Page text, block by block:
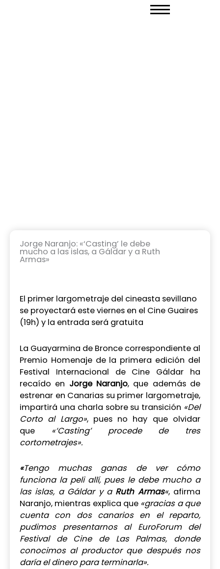
Jorge Naranjo: «‘Casting’ le debe
mucho a las islas, a Gáldar y a Ruth
Armas»
El primer largometraje del cineasta sevillano
se proyectará este viernes en el Cine Guaires
(19h) y la entrada será gratuita
La Guayarmina de Bronce correspondiente al
Premio Homenaje de la primera edición del
Festival Internacional de Cine Gáldar ha
recaído en Jorge Naranjo, que además de
estrenar en Canarias su primer largometraje,
impartirá una charla sobre su transición «Del
Corto al Largo», pues no hay que olvidar
que «‘Casting’ procede de tres
cortometrajes».
«Tengo muchas ganas de ver cómo
funciona la peli allí, pues le debe mucho a
las islas, a Gáldar y a Ruth Armas«, afirma
Naranjo, mientras explica que «gracias a que
cuenta con dos canarios en el reparto,
pudimos presentarnos al EuroForum del
Festival de Cine de Las Palmas, donde
conocimos al productor que después nos
daría el dinero para terminarla».